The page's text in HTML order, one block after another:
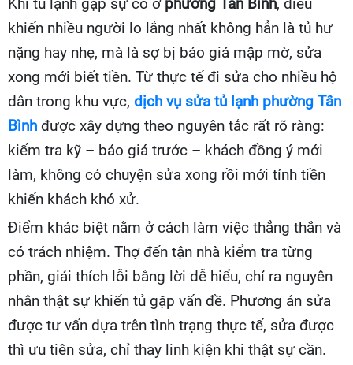
Khi tủ lạnh gặp sự cố ở phường Tân Bình, điều
khiến nhiều người lo lắng nhất không hẳn là tủ hư
nặng hay nhẹ, mà là sợ bị báo giá mập mờ, sửa
xong mới biết tiền. Từ thực tế đi sửa cho nhiều hộ
dân trong khu vực, dịch vụ sửa tủ lạnh phường Tân
Bình được xây dựng theo nguyên tắc rất rõ ràng:
kiểm tra kỹ – báo giá trước – khách đồng ý mới
làm, không có chuyện sửa xong rồi mới tính tiền
khiến khách khó xử.
Điểm khác biệt nằm ở cách làm việc thẳng thắn và
có trách nhiệm. Thợ đến tận nhà kiểm tra từng
phần, giải thích lỗi bằng lời dễ hiểu, chỉ ra nguyên
nhân thật sự khiến tủ gặp vấn đề. Phương án sửa
được tư vấn dựa trên tình trạng thực tế, sửa được
thì ưu tiên sửa, chỉ thay linh kiện khi thật sự cần.